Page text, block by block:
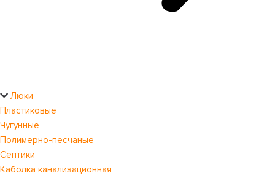
Люки
Пластиковые
Чугунные
Полимерно-песчаные
Септики
Каболка канализационная